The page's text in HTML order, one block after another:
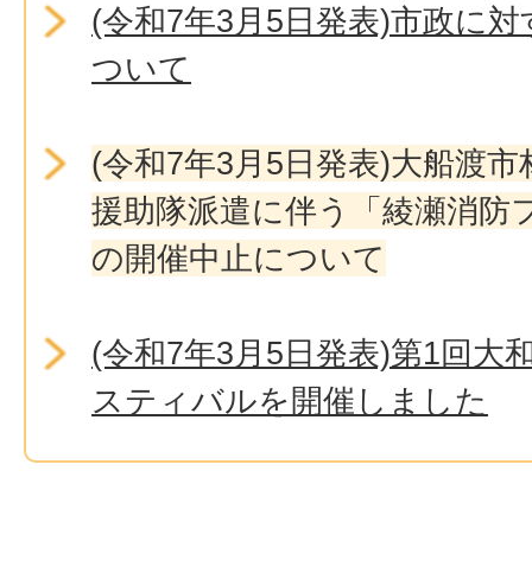
(令和7年3月5日発表)市政に
ついて
(令和7年3月5日発表)大船渡
援助隊派遣に伴う「綾瀬消防
の開催中止について
(令和7年3月5日発表)第1回大
スティバルを開催しました